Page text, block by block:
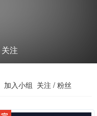
关注
加入小组 关注 / 粉丝